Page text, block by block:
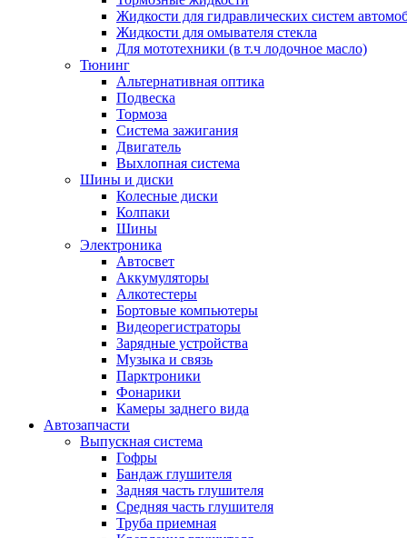
Жидкости для гидравлических систем
Жидкости для омывателя стекла
Для мототехники (в т.ч лодочное масло)
Тюнинг
Альтернативная оптика
Подвеска
Тормоза
Система зажигания
Двигатель
Выхлопная система
Шины и диски
Колесные диски
Колпаки
Шины
Электроника
Автосвет
Аккумуляторы
Алкотестеры
Бортовые компьютеры
Видеорегистраторы
Зарядные устройства
Музыка и связь
Парктроники
Фонарики
Камеры заднего вида
Автозапчасти
Выпускная система
Гофры
Бандаж глушителя
Задняя часть глушителя
Средняя часть глушителя
Труба приемная